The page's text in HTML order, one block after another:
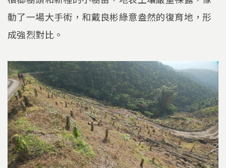
動了一場大手術，和戴良彬綠意盎然的復育地，形
成強烈對比。